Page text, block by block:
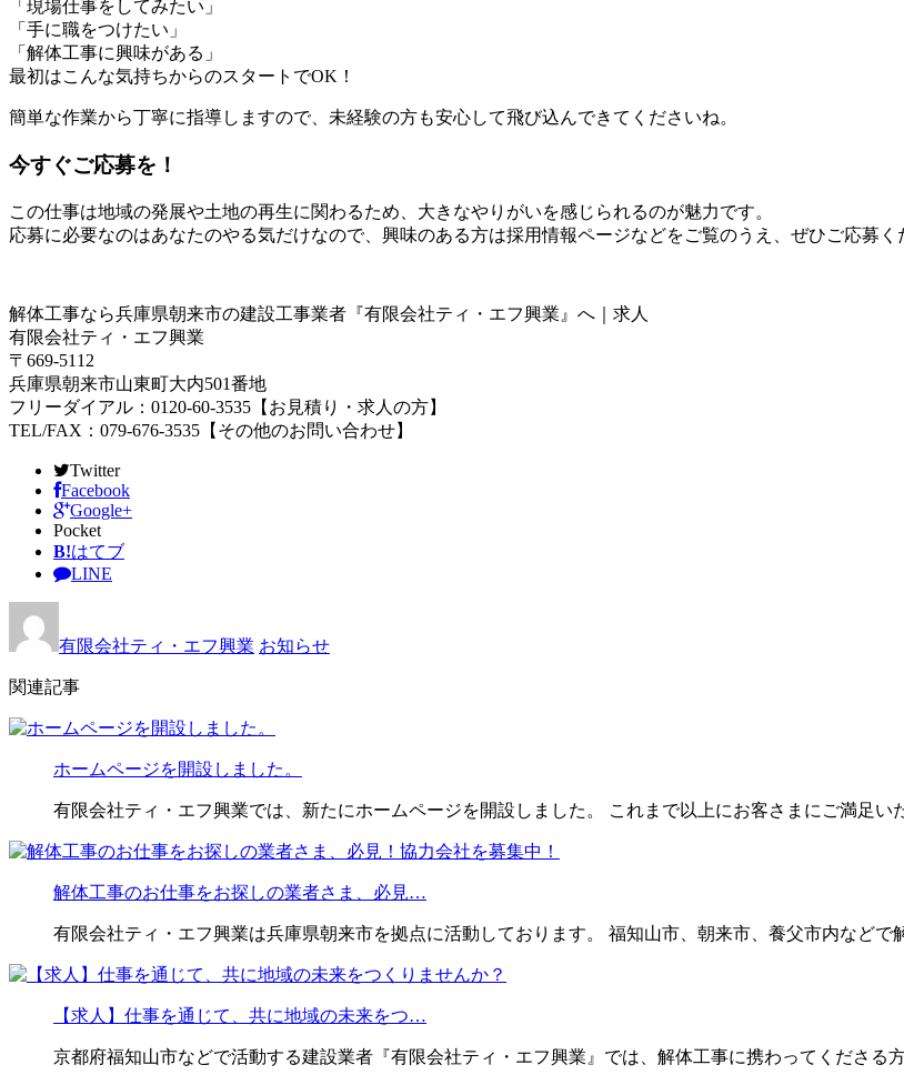
「現場仕事をしてみたい」
「手に職をつけたい」
「解体工事に興味がある」
最初はこんな気持ちからのスタートでOK！
簡単な作業から丁寧に指導しますので、未経験の方も安心して飛び込んできてくださいね。
今すぐご応募を！
この仕事は地域の発展や土地の再生に関わるため、大きなやりがいを感じられるのが魅力です。
応募に必要なのはあなたのやる気だけなので、興味のある方は採用情報ページなどをご覧のうえ、ぜひご応募く
解体工事なら兵庫県朝来市の建設工事業者『有限会社ティ・エフ興業』へ｜求人
有限会社ティ・エフ興業
〒669-5112
兵庫県朝来市山東町大内501番地
フリーダイアル：0120-60-3535【お見積り・求人の方】
TEL/FAX：079-676-3535【その他のお問い合わせ】
Twitter
Facebook
Google+
Pocket
B!はてブ
LINE
有限会社ティ・エフ興業 お知らせ
関連記事
ホームページを開設しました。
有限会社ティ・エフ興業では、新たにホームページを開設しました。 これまで以上にお客さまにご満足い
解体工事のお仕事をお探しの業者さま、必見…
有限会社ティ・エフ興業は兵庫県朝来市を拠点に活動しております。 福知山市、朝来市、養父市内などで
【求人】仕事を通じて、共に地域の未来をつ…
京都府福知山市などで活動する建設業者『有限会社ティ・エフ興業』では、解体工事に携わってくださる